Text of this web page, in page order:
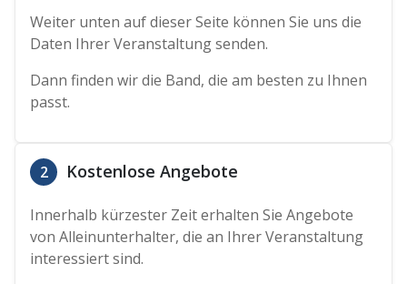
Weiter unten auf dieser Seite können Sie uns die
Daten Ihrer Veranstaltung senden.
Dann finden wir die Band, die am besten zu Ihnen
passt.
2 Kostenlose Angebote
Innerhalb kürzester Zeit erhalten Sie Angebote
von Alleinunterhalter, die an Ihrer Veranstaltung
interessiert sind.